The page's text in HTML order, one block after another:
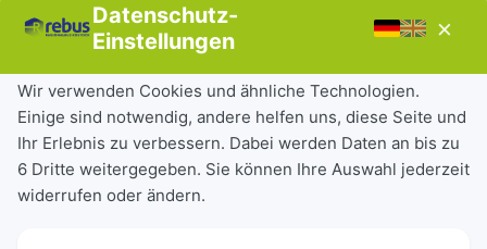
Störungen
Tickets & Tarife
Deutschlandticket
Schülerkarte
Einzeltickets
Abonnements
Datenschutz-
Einstellungen
×
Wir verwenden Cookies und ähnliche Technologien.
Einige sind notwendig, andere helfen uns, diese Seite und
Ihr Erlebnis zu verbessern. Dabei werden Daten an bis zu
6 Dritte weitergegeben. Sie können Ihre Auswahl jederzeit
widerrufen oder ändern.